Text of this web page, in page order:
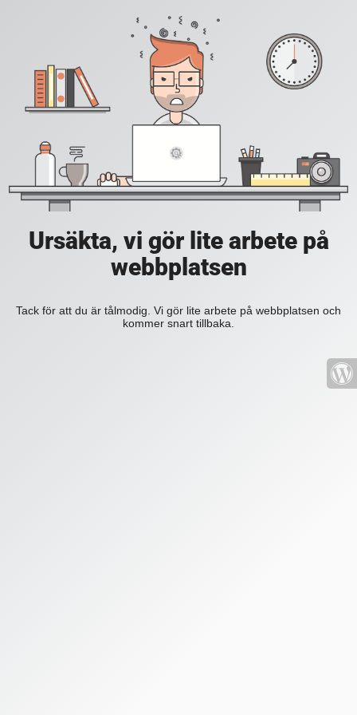
Ursäkta, vi gör lite arbete på
webbplatsen
Tack för att du är tålmodig. Vi gör lite arbete på webbplatsen och
kommer snart tillbaka.